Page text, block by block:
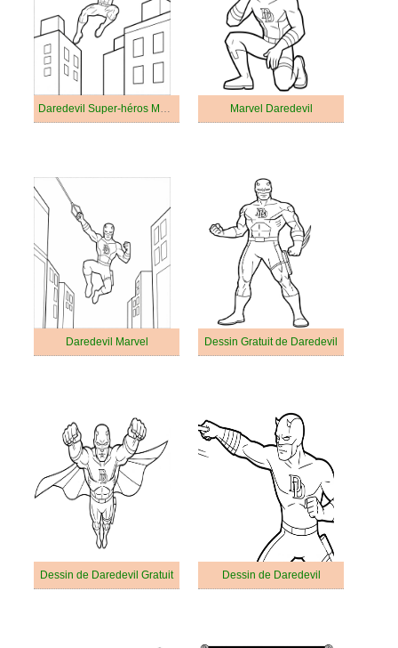
Daredevil Super-héros Marvel Marvel Daredevil
Daredevil Marvel Dessin Gratuit de Daredevil
Dessin de Daredevil Gratuit Dessin de Daredevil